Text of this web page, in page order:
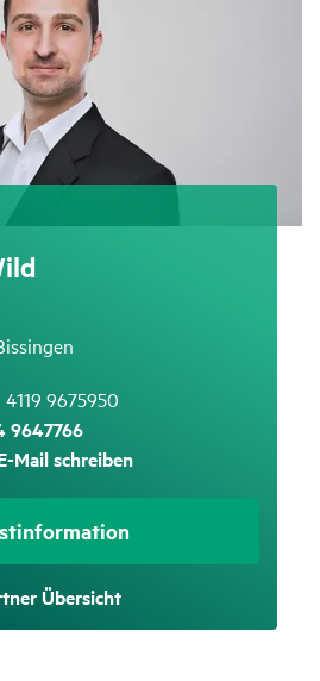
9675950
9647766
Mail schreiben
Übersicht